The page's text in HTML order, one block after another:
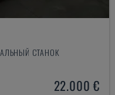
СТАНОК
22.000 €